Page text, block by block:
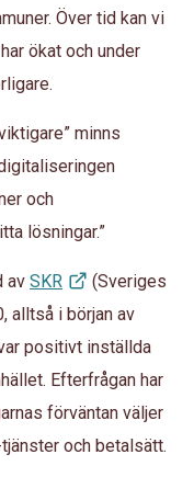
Över tid kan vi
ökat och under
minns
och
lösningar.”
av SKR
(Sveriges
alltså i början av
positivt inställda
Efterfrågan har
förväntan väljer
och betalsätt.